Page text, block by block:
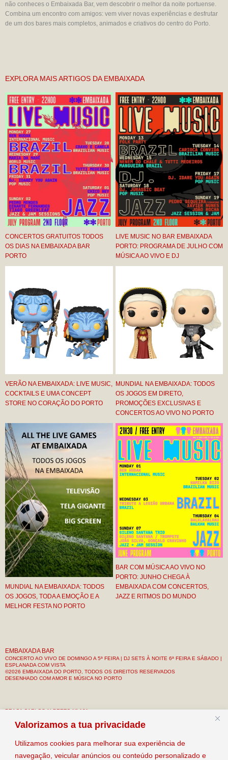
Valorizamos a tua privacidade
Utilizamos cookies para melhorar sua experiência de
navegação, veicular anúncios ou conteúdo personalizado e
não conheces o Embaixada Bar, vem descobrir o melhor da noite portuense.
Combina um encontro com amigos: vem viver novas experiências e desfrutar
de um dos bares mais completos, animados e criativos do centro do Porto.
EXPLORA MAIS ARTIGOS DA EMBAIXADA
CONCERTOS GRATUITOS TODOS
OS DIAS NA EMBAIXADA BAR
PORTO
LIVE MUSIC NO BAR EMBAIXADA
PORTO: PROGRAMA DE JULHO COM
MÚSICA AO VIVO E DJ
VERÃO NA EMBAIXADA: LIVE MUSIC,
COCKTAILS E UMA CONCEPT
STORE NO CORAÇÃO DO PORTO
MUNDIAL NA EMBAIXADA: TODOS
OS JOGOS EM DIRETO,
PROMOÇÕES EXCLUSIVAS E
CONCERTOS AO VIVO NO PORTO
MUNDIAL NA EMBAIXADA: TODOS
OS JOGOS, TODA A EMOÇÃO E A
MELHOR FESTA NO PORTO
BAR COM MÚSICA AO VIVO NO
PORTO: JUNHO CHEGA À
EMBAIXADA COM CONCERTOS,
JAZZ E RITMOS DO MUNDO
EMBAIXADA BAR
CONCERTO AO VIVO DE DOMINGO A 5ª FEIRA | DJ SETS À NOITE 6ª FEIRA E SÁBADO |
ESPLANADA COM VISTA
©2026 EMBAIXADA DO PORTO, TODOS OS DIREITOS RESERVADOS
DESENHADO COM AMOR E MÚSICA NO PORTO
PRAÇA CARLOS ALBERTO Nº 121
PORTO, PORTUGAL
CONTACTO: +351 912 133 034
EMAIL: INFO@EMBAIXADAPORTO.COM